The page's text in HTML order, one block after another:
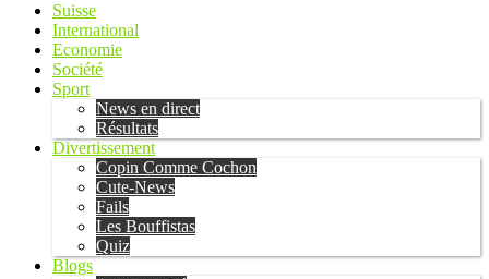
Suisse
International
Economie
Société
Sport
News en direct
Résultats
Divertissement
Copin Comme Cochon
Cute-News
Fails
Les Bouffistas
Quiz
Blogs